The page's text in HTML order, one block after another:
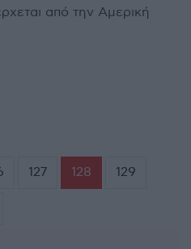
από την Αμερική
127 128 129